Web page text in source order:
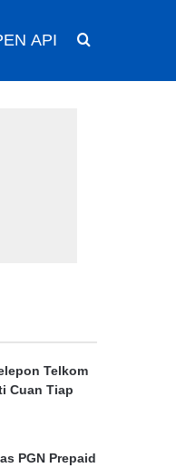
API
Telkom
Cuan Tiap
PGN Prepaid